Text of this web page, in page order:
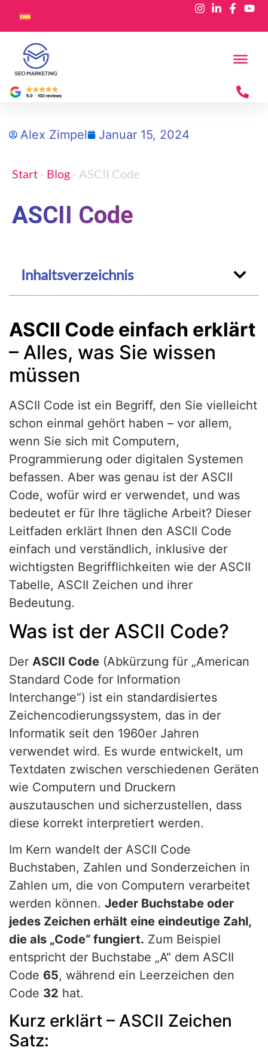
Alex Zimpel Januar 15, 2024
Start - Blog - ASCII Code
ASCII Code
Inhaltsverzeichnis
ASCII Code einfach erklärt
– Alles, was Sie wissen
müssen
ASCII Code ist ein Begriff, den Sie vielleicht
schon einmal gehört haben – vor allem,
wenn Sie sich mit Computern,
Programmierung oder digitalen Systemen
befassen. Aber was genau ist der ASCII
Code, wofür wird er verwendet, und was
bedeutet er für Ihre tägliche Arbeit? Dieser
Leitfaden erklärt Ihnen den ASCII Code
einfach und verständlich, inklusive der
wichtigsten Begrifflichkeiten wie der ASCII
Tabelle, ASCII Zeichen und ihrer
Bedeutung.
Was ist der ASCII Code?
Der ASCII Code (Abkürzung für „American
Standard Code for Information
Interchange“) ist ein standardisiertes
Zeichencodierungssystem, das in der
Informatik seit den 1960er Jahren
verwendet wird. Es wurde entwickelt, um
Textdaten zwischen verschiedenen Geräten
wie Computern und Druckern
auszutauschen und sicherzustellen, dass
diese korrekt interpretiert werden.
Im Kern wandelt der ASCII Code
Buchstaben, Zahlen und Sonderzeichen in
Zahlen um, die von Computern verarbeitet
werden können. Jeder Buchstabe oder
jedes Zeichen erhält eine eindeutige Zahl,
die als „Code“ fungiert. Zum Beispiel
entspricht der Buchstabe „A“ dem ASCII
Code 65, während ein Leerzeichen den
Code 32 hat.
Kurz erklärt – ASCII Zeichen
Satz: